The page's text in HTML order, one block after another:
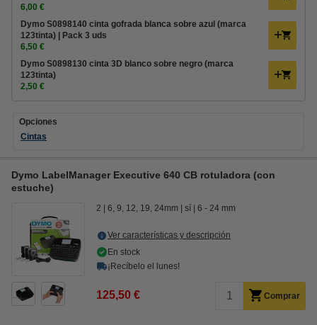
6,00 €
Dymo S0898140 cinta gofrada blanca sobre azul (marca
123tinta) | Pack 3 uds
6,50 €
Dymo S0898130 cinta 3D blanco sobre negro (marca
123tinta)
2,50 €
Opciones
Cintas
Dymo LabelManager Executive 640 CB rotuladora (con
estuche)
2 6, 9, 12, 19, 24mm sí 6 - 24 mm
Ver características y descripción
En stock
¡Recíbelo el lunes!
125,50 € Comprar